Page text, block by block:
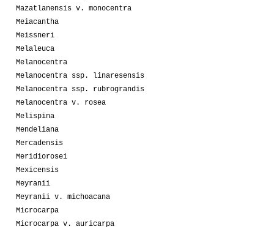
Mazatlanensis v. monocentra
Meiacantha
Meissneri
Melaleuca
Melanocentra
Melanocentra ssp. linaresensis
Melanocentra ssp. rubrograndis
Melanocentra v. rosea
Melispina
Mendeliana
Mercadensis
Meridiorosei
Mexicensis
Meyranii
Meyranii v. michoacana
Microcarpa
Microcarpa v. auricarpa